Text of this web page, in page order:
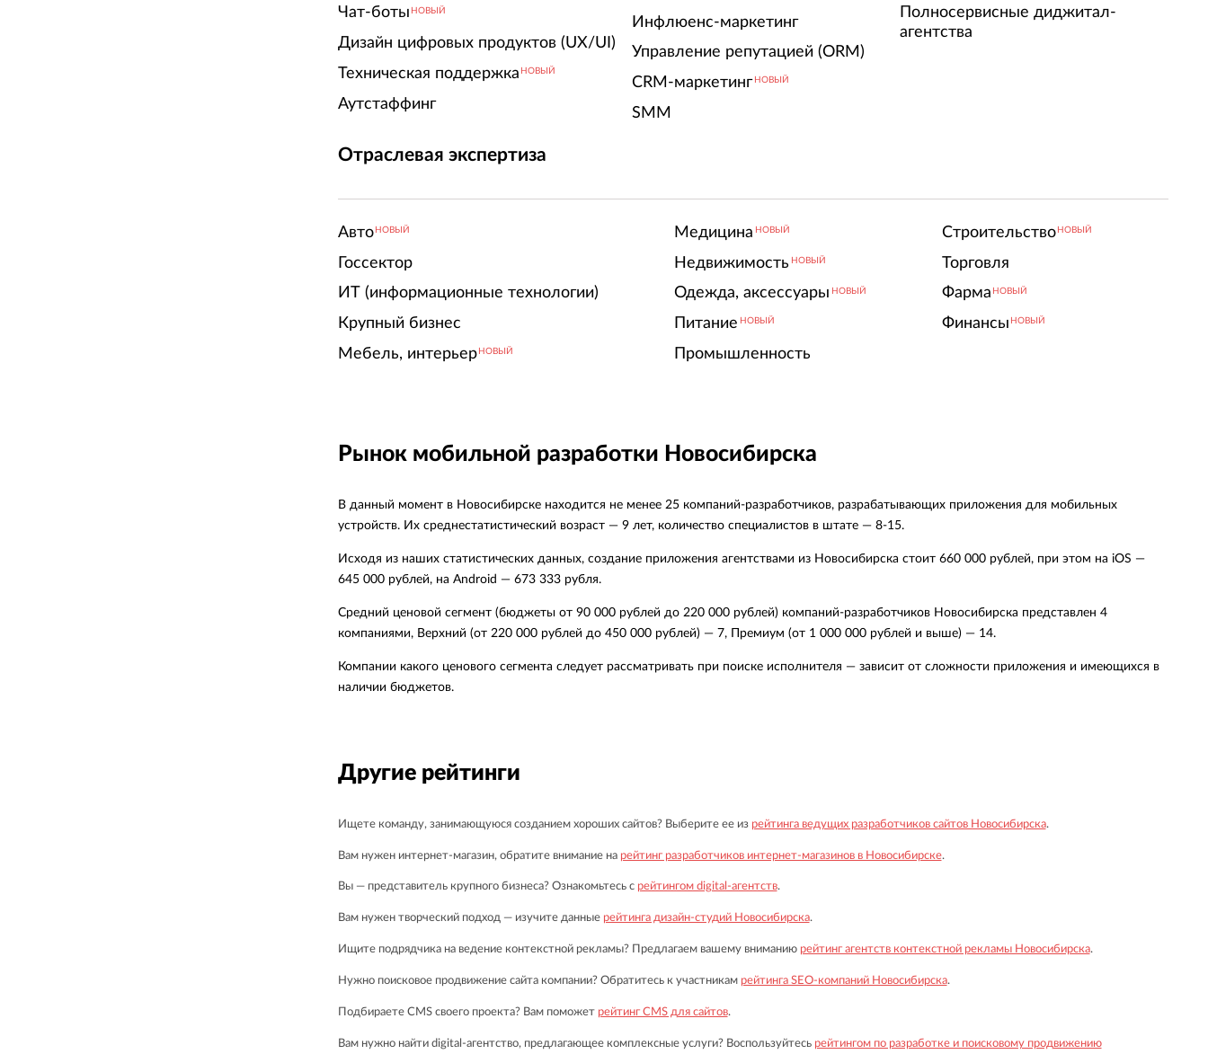
Чат-боты НОВЫЙ
Дизайн цифровых продуктов (UX/UI)
Техническая поддержка НОВЫЙ
Аутстаффинг
Инфлюенс-маркетинг
Управление репутацией (ORM)
CRM-маркетинг НОВЫЙ
SMM
Полносервисные диджитал-
агентства
Отраслевая экспертиза
Авто НОВЫЙ
Госсектор
ИТ (информационные технологии)
Крупный бизнес
Мебель, интерьер НОВЫЙ
Медицина НОВЫЙ
Недвижимость НОВЫЙ
Одежда, аксессуары НОВЫЙ
Питание НОВЫЙ
Промышленность
Строительство НОВЫЙ
Торговля
Фарма НОВЫЙ
Финансы НОВЫЙ
Рынок мобильной разработки Новосибирска
В данный момент в Новосибирске находится не менее 25 компаний-разработчиков, разрабатывающих приложения для мобильных
устройств. Их среднестатистический возраст — 9 лет, количество специалистов в штате — 8-15.
Исходя из наших статистических данных, создание приложения агентствами из Новосибирска стоит 660 000 рублей, при этом на iOS —
645 000 рублей, на Android — 673 333 рубля.
Средний ценовой сегмент (бюджеты от 90 000 рублей до 220 000 рублей) компаний-разработчиков Новосибирска представлен 4
компаниями, Верхний (от 220 000 рублей до 450 000 рублей) — 7, Премиум (от 1 000 000 рублей и выше) — 14.
Компании какого ценового сегмента следует рассматривать при поиске исполнителя — зависит от сложности приложения и имеющихся в
наличии бюджетов.
Другие рейтинги
Ищете команду, занимающуюся созданием хороших сайтов? Выберите ее из рейтинга ведущих разработчиков сайтов Новосибирска.
Вам нужен интернет-магазин, обратите внимание на рейтинг разработчиков интернет-магазинов в Новосибирске.
Вы — представитель крупного бизнеса? Ознакомьтесь с рейтингом digital-агентств.
Вам нужен творческий подход — изучите данные рейтинга дизайн-студий Новосибирска.
Ищите подрядчика на ведение контекстной рекламы? Предлагаем вашему вниманию рейтинг агентств контекстной рекламы Новосибирска.
Нужно поисковое продвижение сайта компании? Обратитесь к участникам рейтинга SEO-компаний Новосибирска.
Подбираете CMS своего проекта? Вам поможет рейтинг CMS для сайтов.
Вам нужно найти digital-агентство, предлагающее комплексные услуги? Воспользуйтесь рейтингом по разработке и поисковому продвижению